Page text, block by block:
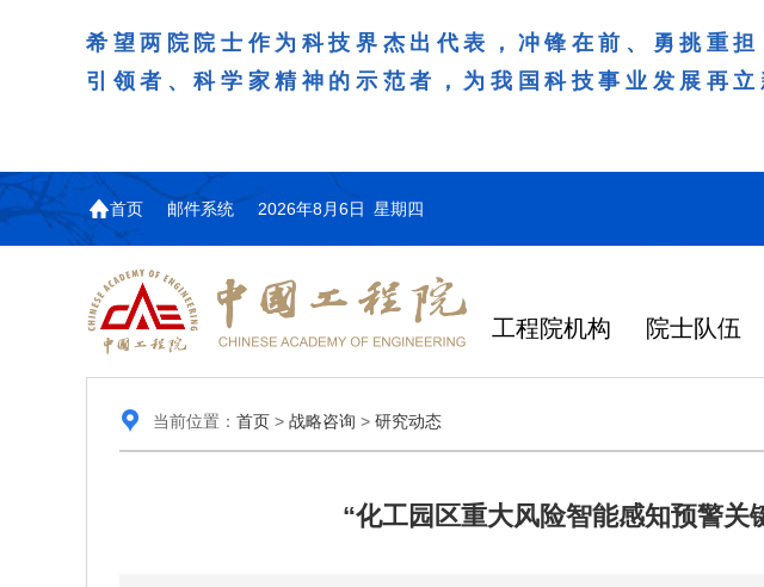
希望两院院士作为科技界杰出代表，冲锋在前、勇挑重
引领者、科学家精神的示范者，为我国科技事业发展再立
首页 邮件系统 2026年8月6日 星期四
工程院机构 院士队伍
当前位置： 首页> 战略咨询 > 研究动态
“化工园区重大风险智能感知预警